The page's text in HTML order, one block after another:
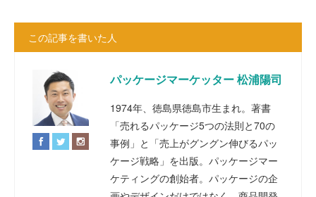
この記事を書いた人
パッケージマーケッター 松浦陽司
1974年、徳島県徳島市生まれ。著書
「売れるパッケージ5つの法則と70の
事例」と「売上がグングン伸びるパッ
ケージ戦略」を出版。パッケージマー
ケティングの創始者。パッケージの企